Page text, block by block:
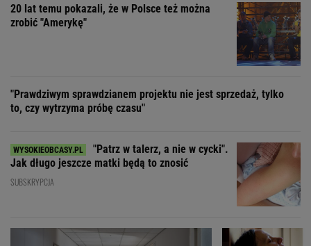
20 lat temu pokazali, że w Polsce też można
zrobić "Amerykę"
"Prawdziwym sprawdzianem projektu nie jest sprzedaż, tylko
to, czy wytrzyma próbę czasu"
"Patrz w talerz, a nie w cycki".
Jak długo jeszcze matki będą to znosić
SUBSKRYPCJA